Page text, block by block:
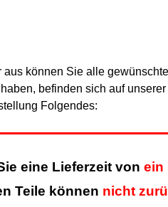
können Sie alle
befinden sich auf
Folgendes:
eine Lieferzeit von ein
Teile können nicht